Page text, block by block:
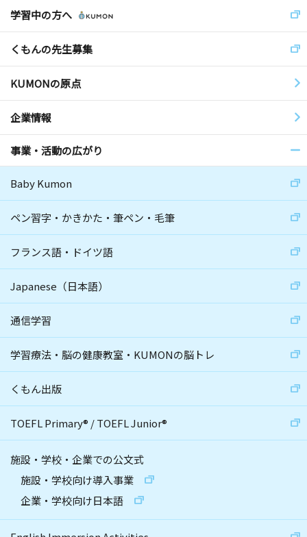
学習中の方へ
くもんの先生募集
KUMONの原点
企業情報
事業・活動の広がり
Baby Kumon
ペン習字・かきかた・筆ペン・毛筆
フランス語・ドイツ語
Japanese（日本語）
通信学習
学習療法・脳の健康教室・KUMONの脳トレ
くもん出版
TOEFL Primary® /TOEFL Junior®
施設・学校・企業での公文式
施設・学校向け導入事業
企業・学校向け日本語